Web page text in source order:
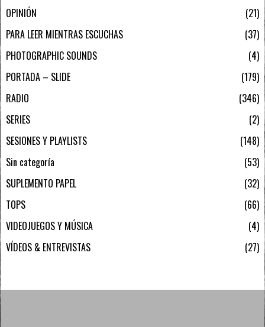
OPINIÓN
21
PARA LEER MIENTRAS ESCUCHAS
37
PHOTOGRAPHIC SOUNDS
4
PORTADA – SLIDE
179
RADIO
346
SERIES
2
SESIONES Y PLAYLISTS
148
Sin categoría
53
SUPLEMENTO PAPEL
32
TOPS
66
VIDEOJUEGOS Y MÚSICA
4
VÍDEOS & ENTREVISTAS
27